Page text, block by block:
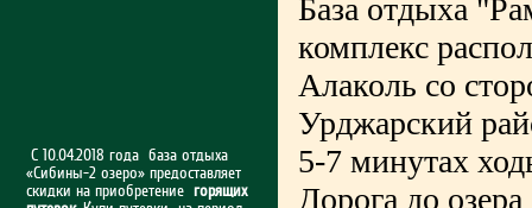
С 10.04.2018 года база отдыха
«Сибины-2 озеро» предоставляет
скидки на приобретение горящих
База отдыха
комплекс
Алаколь со
Урджарский
5-7 минутах
Дорога до